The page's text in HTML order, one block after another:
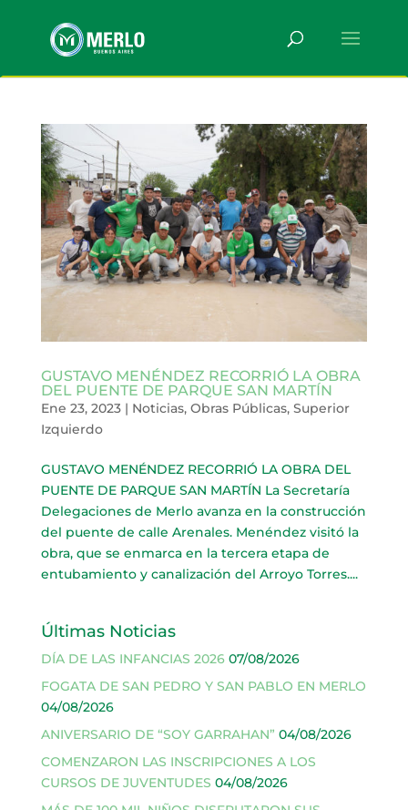
GUSTAVO MENÉNDEZ RECORRIÓ LA OBRA
DEL PUENTE DE PARQUE SAN MARTÍN
Ene 23, 2023| Noticias, Obras Públicas, Superior
Izquierdo
GUSTAVO MENÉNDEZ RECORRIÓ LA OBRA DEL
PUENTE DE PARQUE SAN MARTÍN La Secretaría
Delegaciones de Merlo avanza en la construcción
del puente de calle Arenales. Menéndez visitó la
obra, que se enmarca en la tercera etapa de
entubamiento y canalización del Arroyo Torres....
Últimas Noticias
DÍA DE LAS INFANCIAS 2026 07/08/2026
FOGATA DE SAN PEDRO Y SAN PABLO EN MERLO
04/08/2026
ANIVERSARIO DE “SOY GARRAHAN” 04/08/2026
COMENZARON LAS INSCRIPCIONES A LOS
CURSOS DE JUVENTUDES 04/08/2026